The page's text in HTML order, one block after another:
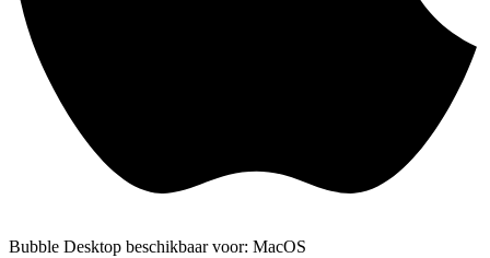
Bubble Desktop beschikbaar voor: MacOS